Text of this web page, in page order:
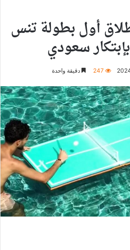
أول بطولة تنس
سعودي
247 دقيقة واحدة